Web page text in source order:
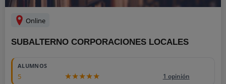
Online
SUBALTERNO CORPORACIONES LOCALES
ALUMNOS
5 1 opinión